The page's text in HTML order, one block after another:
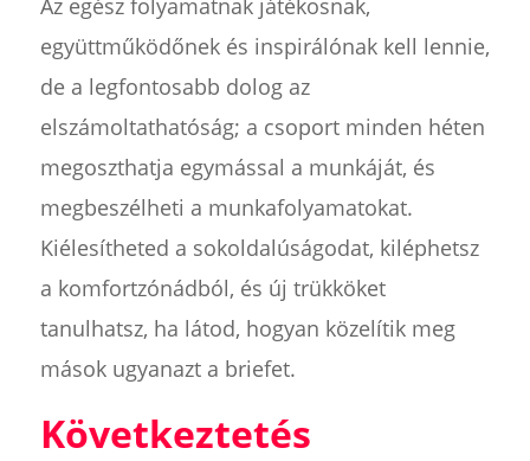
Az egész folyamatnak játékosnak,
együttműködőnek és inspirálónak kell lennie,
de a legfontosabb dolog az
elszámoltathatóság; a csoport minden héten
megoszthatja egymással a munkáját, és
megbeszélheti a munkafolyamatokat.
Kiélesítheted a sokoldalúságodat, kiléphetsz
a komfortzónádból, és új trükköket
tanulhatsz, ha látod, hogyan közelítik meg
mások ugyanazt a briefet.
Következtetés